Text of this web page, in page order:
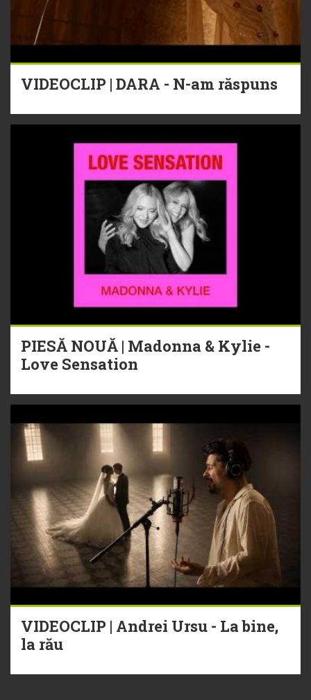
VIDEOCLIP | DARA - N-am răspuns
PIESĂ NOUĂ | Madonna & Kylie -
Love Sensation
VIDEOCLIP | Andrei Ursu - La bine,
la rău